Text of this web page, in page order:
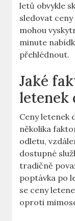
letů obvykle
sledovat
mohou
minute
přehlédnout.
Jaké
letenek
Ceny letenek
několika
odletu,
dostupné
tradičně
poptávka po
se ceny
oproti